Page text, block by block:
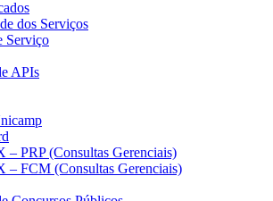
dos Serviços
Serviço
APIs
– PRP (Consultas Gerenciais)
– FCM (Consultas Gerenciais)